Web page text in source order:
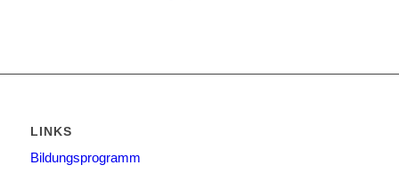
LINKS
Bildungsprogramm